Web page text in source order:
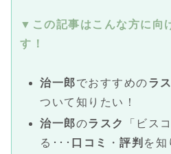
▼この記事はこんな方に向
す！
治一郎でおすすめのラ
ついて知りたい！
治一郎のラスク
「ビス
る･･･ 口コミ ・評判 を知